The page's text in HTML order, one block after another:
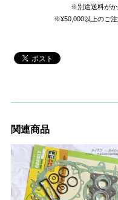
※別途送料がか
※¥50,000以上のご注
関連商品